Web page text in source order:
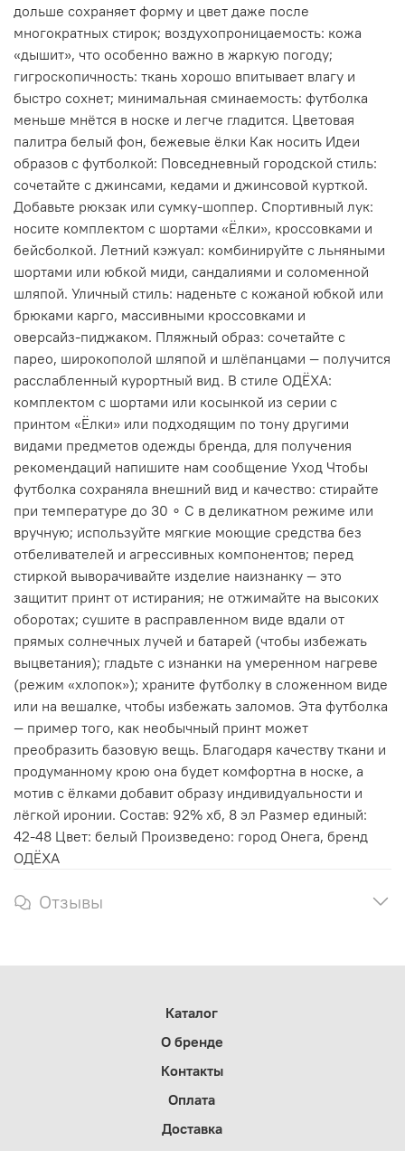
дольше сохраняет форму и цвет даже после
многократных стирок; воздухопроницаемость: кожа
«дышит», что особенно важно в жаркую погоду;
гигроскопичность: ткань хорошо впитывает влагу и
быстро сохнет; минимальная сминаемость: футболка
меньше мнётся в носке и легче гладится. Цветовая
палитра белый фон, бежевые ёлки Как носить Идеи
образов с футболкой: Повседневный городской стиль:
сочетайте с джинсами, кедами и джинсовой курткой.
Добавьте рюкзак или сумку‑шоппер. Спортивный лук:
носите комплектом с шортами «Ёлки», кроссовками и
бейсболкой. Летний кэжуал: комбинируйте с льняными
шортами или юбкой миди, сандалиями и соломенной
шляпой. Уличный стиль: наденьте с кожаной юбкой или
брюками карго, массивными кроссовками и
оверсайз‑пиджаком. Пляжный образ: сочетайте с
парео, широкополой шляпой и шлёпанцами — получится
расслабленный курортный вид. В стиле ОДЁХА:
комплектом с шортами или косынкой из серии с
принтом «Ёлки» или подходящим по тону другими
видами предметов одежды бренда, для получения
рекомендаций напишите нам сообщение Уход Чтобы
футболка сохраняла внешний вид и качество: стирайте
при температуре до 30 ∘ C в деликатном режиме или
вручную; используйте мягкие моющие средства без
отбеливателей и агрессивных компонентов; перед
стиркой выворачивайте изделие наизнанку — это
защитит принт от истирания; не отжимайте на высоких
оборотах; сушите в расправленном виде вдали от
прямых солнечных лучей и батарей (чтобы избежать
выцветания); гладьте с изнанки на умеренном нагреве
(режим «хлопок»); храните футболку в сложенном виде
или на вешалке, чтобы избежать заломов. Эта футболка
— пример того, как необычный принт может
преобразить базовую вещь. Благодаря качеству ткани и
продуманному крою она будет комфортна в носке, а
мотив с ёлками добавит образу индивидуальности и
лёгкой иронии. Состав: 92% хб, 8 эл Размер единый:
42-48 Цвет: белый Произведено: город Онега, бренд
ОДЁХА
Отзывы
Каталог
О бренде
Контакты
Оплата
Доставка